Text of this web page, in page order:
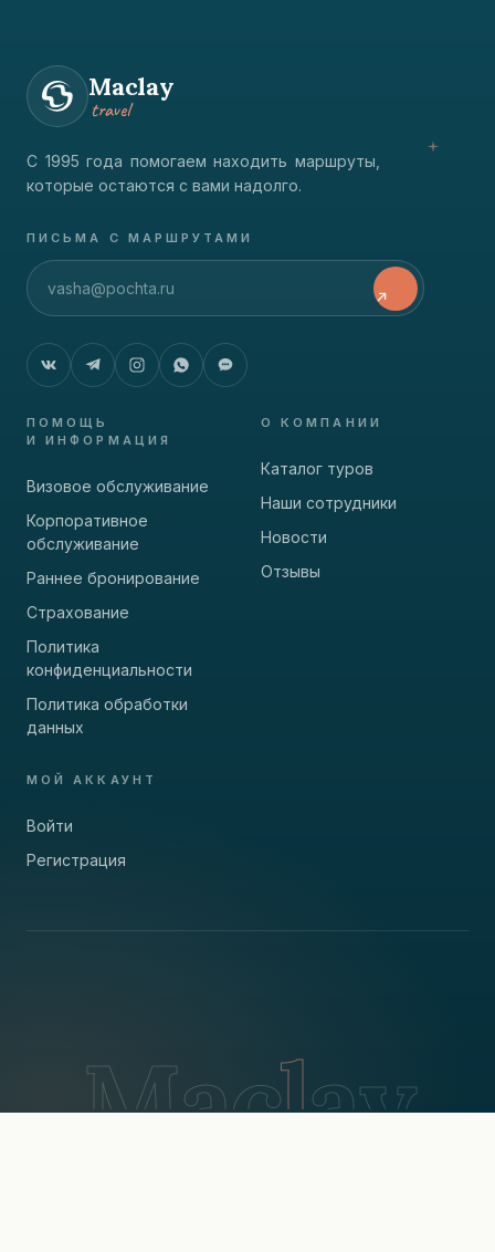
Maclay
travel
С 1995 года помогаем находить маршруты,
которые остаются с вами надолго.
ПИСЬМА С МАРШРУТАМИ
ПОМОЩЬ
И ИНФОРМАЦИЯ
Визовое обслуживание
Корпоративное
обслуживание
Раннее бронирование
Страхование
Политика
конфиденциальности
Политика обработки
данных
О КОМПАНИИ
Каталог туров
Наши сотрудники
Новости
Отзывы
МОЙ АККАУНТ
Войти
Регистрация
Maclay